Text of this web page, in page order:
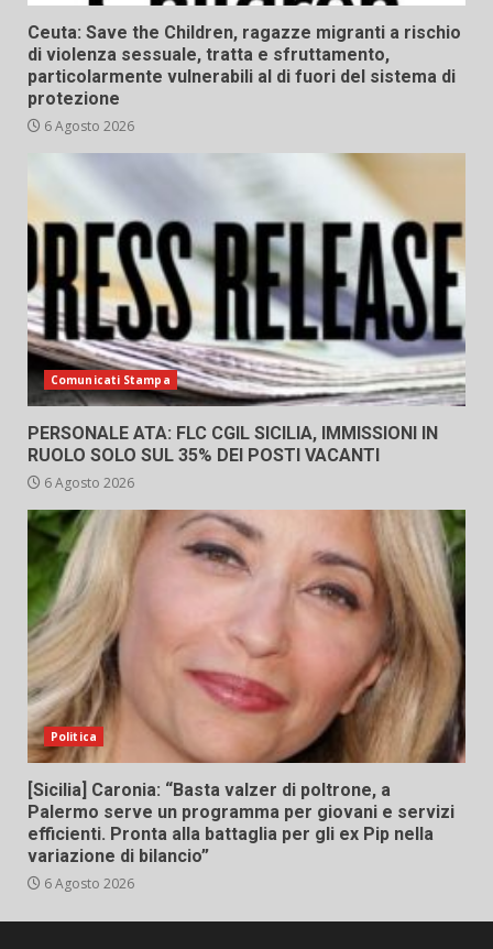
Ceuta: Save the Children, ragazze migranti a rischio
di violenza sessuale, tratta e sfruttamento,
particolarmente vulnerabili al di fuori del sistema di
protezione
6 Agosto 2026
Comunicati Stampa
PERSONALE ATA: FLC CGIL SICILIA, IMMISSIONI IN
RUOLO SOLO SUL 35% DEI POSTI VACANTI
6 Agosto 2026
Politica
[Sicilia] Caronia: “Basta valzer di poltrone, a
Palermo serve un programma per giovani e servizi
efficienti. Pronta alla battaglia per gli ex Pip nella
variazione di bilancio”
6 Agosto 2026